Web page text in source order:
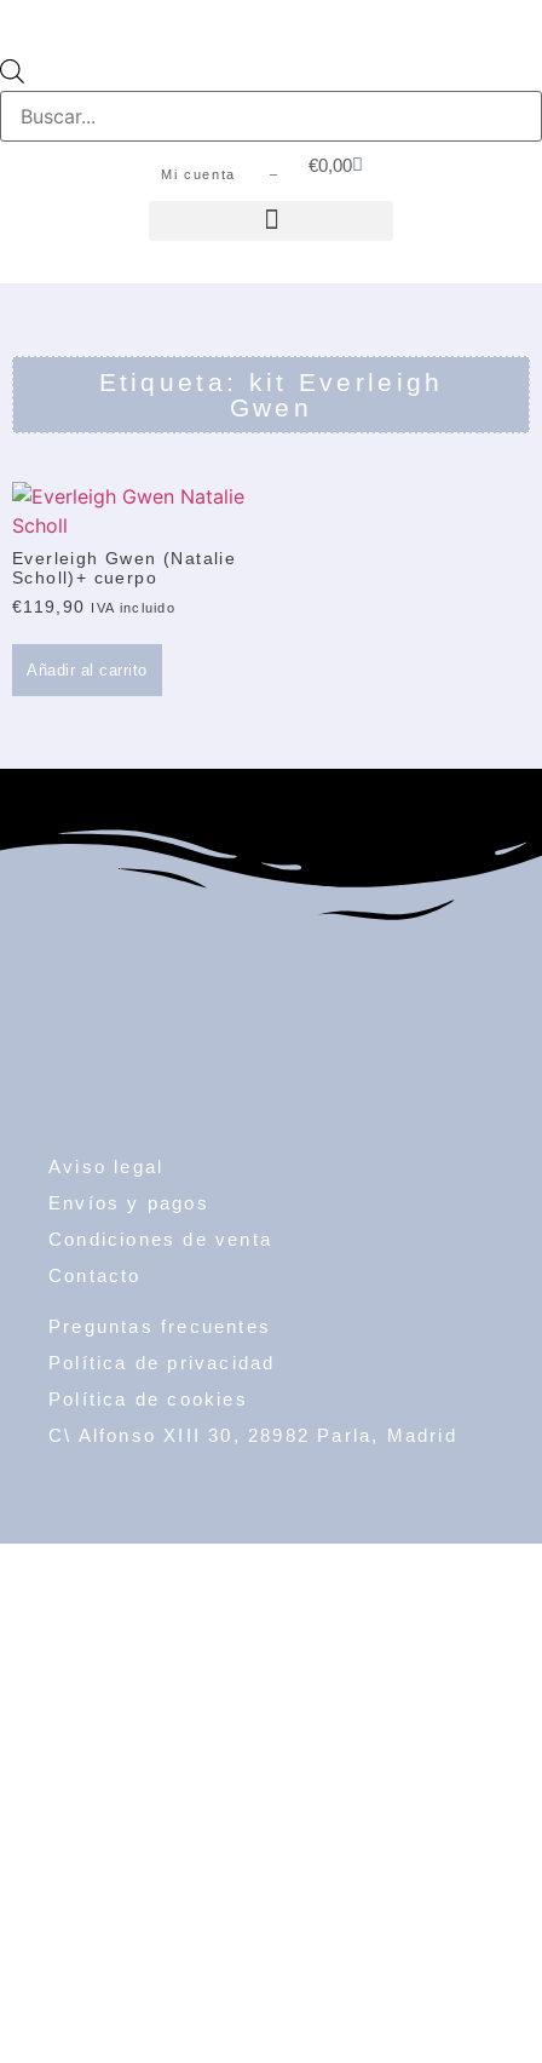
Mi cuenta – €0,00
Etiqueta: kit Everleigh
Gwen
Everleigh Gwen (Natalie
Scholl)+ cuerpo
€119,90 IVA incluido
Añadir al carrito
Aviso legal
Envíos y pagos
Condiciones de venta
Contacto
Preguntas frecuentes
Política de privacidad
Política de cookies
C\ Alfonso XIII 30, 28982 Parla, Madrid